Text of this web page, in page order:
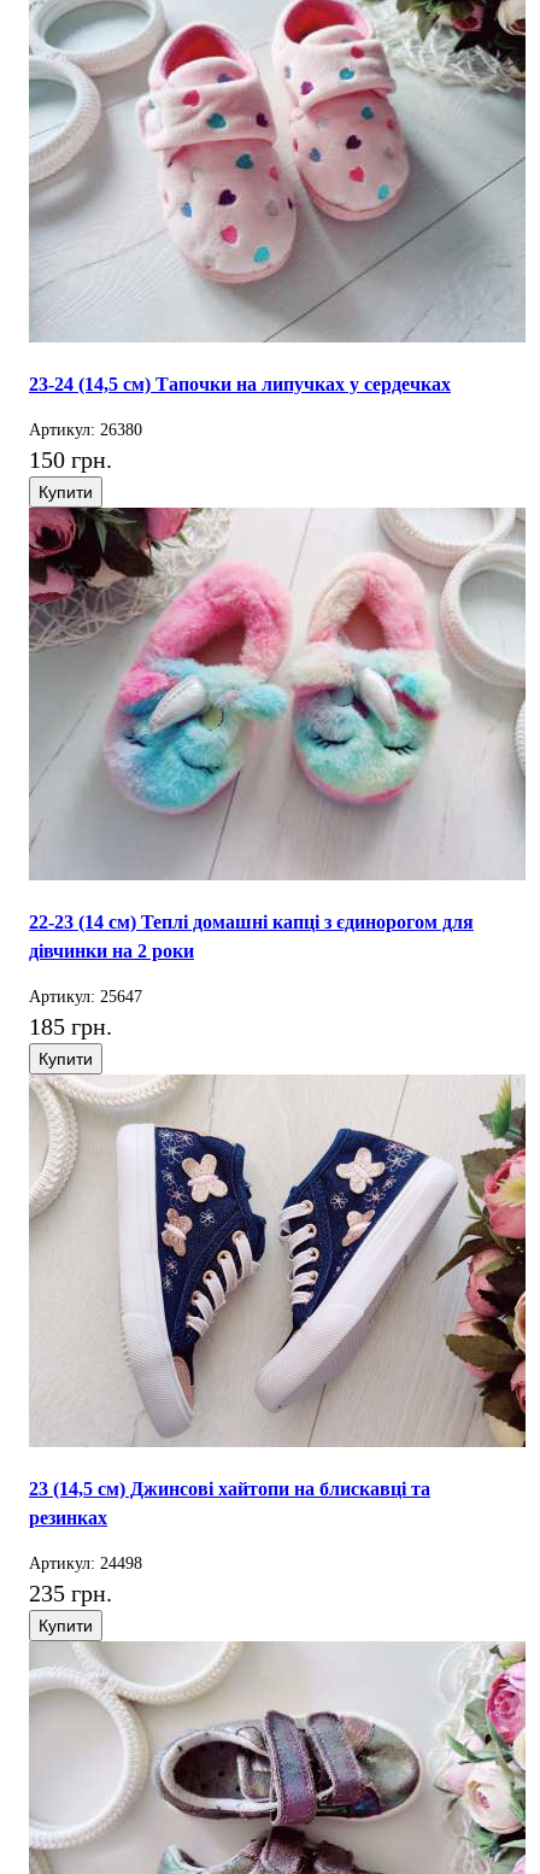
23-24 (14,5 см) Тапочки на липучках у сердечках
Артикул: 26380
150 грн.
Купити
22-23 (14 см) Теплі домашні капці з єдинорогом для
дівчинки на 2 роки
Артикул: 25647
185 грн.
Купити
23 (14,5 см) Джинсові хайтопи на блискавці та
резинках
Артикул: 24498
235 грн.
Купити